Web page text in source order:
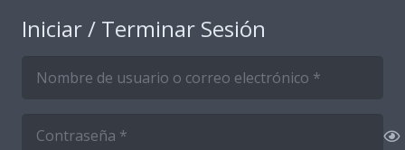
Iniciar / Terminar Sesión